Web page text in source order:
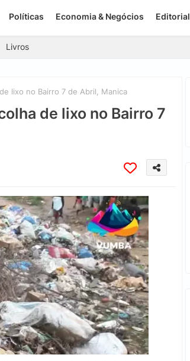
Políticas Economia & Negócios Editorial
Livros
lixo no Bairro 7 de Abril, Manica
de lixo no Bairro 7